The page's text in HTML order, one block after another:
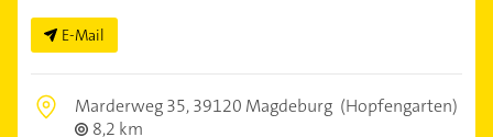
E-Mail
Marderweg 35,39120 Magdeburg (Hopfengarten)
8,2 km